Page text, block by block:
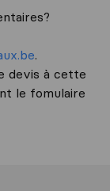
.
devis à cette
le fomulaire